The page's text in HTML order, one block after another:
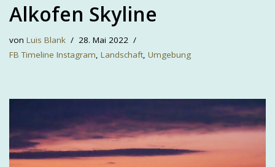
Alkofen Skyline
von Luis Blank
28. Mai 2022
FB Timeline Instagram, Landschaft, Umgebung